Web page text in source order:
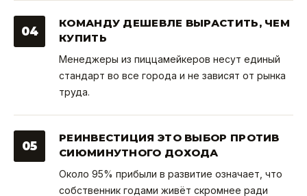
04
КОМАНДУ ДЕШЕВЛЕ ВЫРАСТИТЬ, ЧЕМ
КУПИТЬ
Менеджеры из пиццамейкеров несут единый
стандарт во все города и не зависят от рынка
труда.
05
РЕИНВЕСТИЦИЯ ЭТО ВЫБОР ПРОТИВ
СИЮМИНУТНОГО ДОХОДА
Около 95% прибыли в развитие означает, что
собственник годами живёт скромнее ради